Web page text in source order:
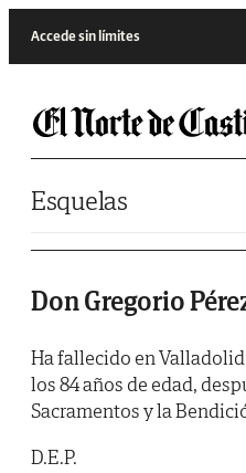
Accede sin límites
Esquelas
Don Gregorio
Ha fallecido en Valladolid
los 84 años de edad,
Sacramentos y la
D.E.P.